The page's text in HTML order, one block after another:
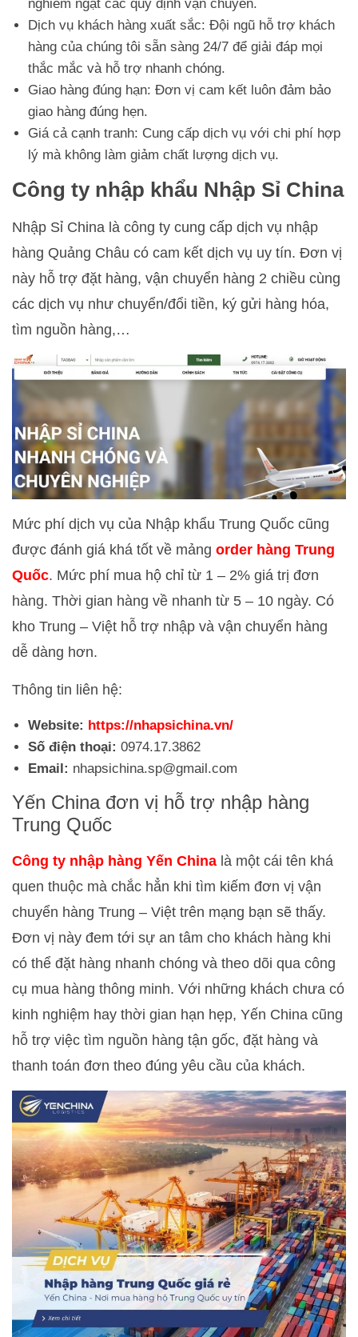
nghiêm ngặt các quy định vận chuyển.
Dịch vụ khách hàng xuất sắc: Đội ngũ hỗ trợ khách
hàng của chúng tôi sẵn sàng 24/7 để giải đáp mọi
thắc mắc và hỗ trợ nhanh chóng.
Giao hàng đúng hạn: Đơn vị cam kết luôn đảm bảo
giao hàng đúng hẹn.
Giá cả cạnh tranh: Cung cấp dịch vụ với chi phí hợp
lý mà không làm giảm chất lượng dịch vụ.
Công ty nhập khẩu Nhập Sỉ China
Nhập Sỉ China là công ty cung cấp dịch vụ nhập
hàng Quảng Châu có cam kết dịch vụ uy tín. Đơn vị
này hỗ trợ đặt hàng, vận chuyển hàng 2 chiều cùng
các dịch vụ như chuyển/đổi tiền, ký gửi hàng hóa,
tìm nguồn hàng,…
Mức phí dịch vụ của Nhập khẩu Trung Quốc cũng
được đánh giá khá tốt về mảng order hàng Trung
Quốc. Mức phí mua hộ chỉ từ 1 – 2% giá trị đơn
hàng. Thời gian hàng về nhanh từ 5 – 10 ngày. Có
kho Trung – Việt hỗ trợ nhập và vận chuyển hàng
dễ dàng hơn.
Thông tin liên hệ:
Website: https://nhapsichina.vn/
Số điện thoại: 0974.17.3862
Email: nhapsichina.sp@gmail.com
Yến China đơn vị hỗ trợ nhập hàng
Trung Quốc
Công ty nhập hàng Yến China là một cái tên khá
quen thuộc mà chắc hẳn khi tìm kiếm đơn vị vận
chuyển hàng Trung – Việt trên mạng bạn sẽ thấy.
Đơn vị này đem tới sự an tâm cho khách hàng khi
có thể đặt hàng nhanh chóng và theo dõi qua công
cụ mua hàng thông minh. Với những khách chưa có
kinh nghiệm hay thời gian hạn hẹp, Yến China cũng
hỗ trợ việc tìm nguồn hàng tận gốc, đặt hàng và
thanh toán đơn theo đúng yêu cầu của khách.